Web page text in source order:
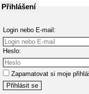
Přihlášení
Login nebo E-mail:
Heslo:
Zapamatovat si moje